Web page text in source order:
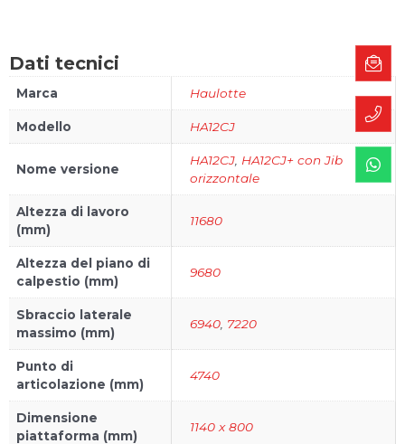
Dati tecnici
Marca Haulotte
Modello HA12CJ
Nome versione
HA12CJ HA12CJ+ con Jib
orizzontale
Altezza di lavoro
(mm)
11680
Altezza del piano di
calpestio (mm)
9680
Sbraccio laterale
massimo (mm)
6940 7220
Punto di
articolazione (mm)
4740
Dimensione
piattaforma (mm)
1140 x 800